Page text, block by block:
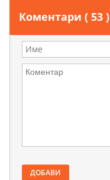
Коментари ( 53 )
ДОБАВИ